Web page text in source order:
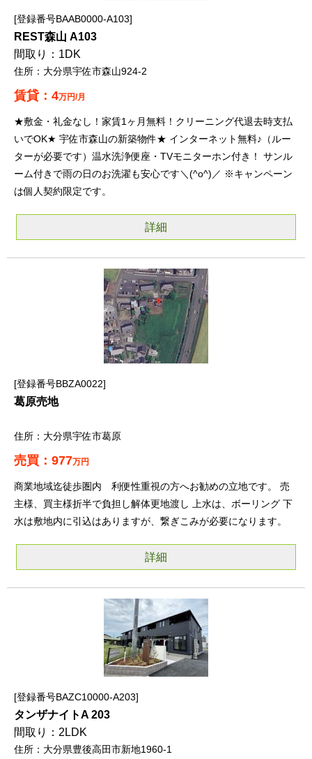
登録番号BAAB0000-A103
REST森山 A103
1DK
大分県宇佐市森山924-2
4万円/月
★敷金・礼金なし！家賃1ヶ月無料！クリーニング代退去時支払
いでOK★ 宇佐市森山の新築物件★ インターネット無料♪（ルー
ターが必要です）温水洗浄便座・TVモニターホン付き！ サンル
ーム付きで雨の日のお洗濯も安心です＼(^o^)／ ※キャンペーン
は個人契約限定です。
詳細
登録番号BBZA0022
葛原売地
大分県宇佐市葛原
977万円
商業地域迄徒歩圏内 利便性重視の方へお勧めの立地です。 売
主様、買主様折半で負担し解体更地渡し 上水は、ボーリング 下
水は敷地内に引込はありますが、繋ぎこみが必要になります。
詳細
登録番号BAZC10000-A203
タンザナイトA 203
2LDK
大分県豊後高田市新地1960-1